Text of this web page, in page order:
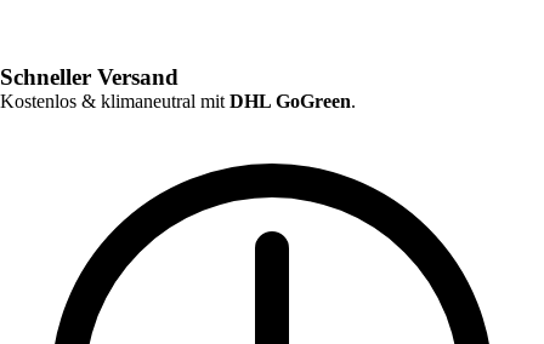
Schneller Versand
Kostenlos & klimaneutral mit DHL GoGreen.